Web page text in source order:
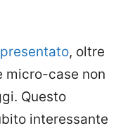
, oltre
micro-case non
Questo
interessante